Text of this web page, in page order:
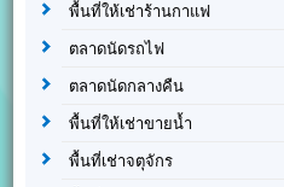
พื้นที่ให้เช่าร้านกาแฟ
ตลาดนัดรถไฟ
ตลาดนัดกลางคืน
พื้นที่ให้เช่าขายน้ำ
พื้นที่เช่าจตุจักร